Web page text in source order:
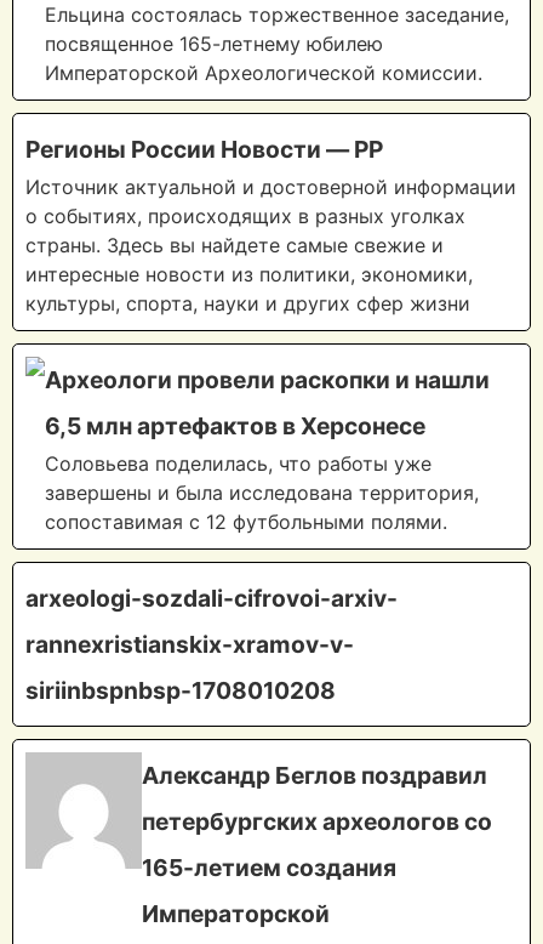
Ельцина состоялась торжественное заседание,
посвященное 165-летнему юбилею
Императорской Археологической комиссии.
Регионы России Новости — PP
Источник актуальной и достоверной информации
о событиях, происходящих в разных уголках
страны. Здесь вы найдете самые свежие и
интересные новости из политики, экономики,
культуры, спорта, науки и других сфер жизни
Археологи провели раскопки и нашли
6,5 млн артефактов в Херсонесе
Соловьева поделилась, что работы уже
завершены и была исследована территория,
сопоставимая с 12 футбольными полями.
arxeologi-sozdali-cifrovoi-arxiv-
rannexristianskix-xramov-v-
siriinbspnbsp-1708010208
Александр Беглов поздравил
петербургских археологов со
165-летием создания
Императорской